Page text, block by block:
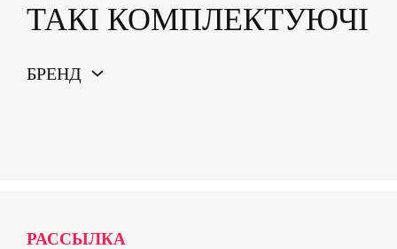
ТАКІ КОМПЛЕКТУЮЧІ
БРЕНД
РАССЫЛКА